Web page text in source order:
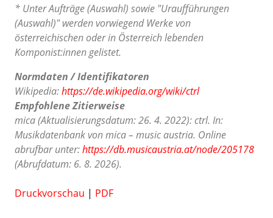
* Unter Aufträge (Auswahl) sowie "Uraufführungen
(Auswahl)" werden vorwiegend Werke von
österreichischen oder in Österreich lebenden
Komponist:innen gelistet.
Normdaten / Identifikatoren
Wikipedia:https://de.wikipedia.org/wiki/ctrl
Empfohlene Zitierweise
mica (Aktualisierungsdatum: 26. 4. 2022): ctrl. In:
Musikdatenbank von mica – music austria. Online
abrufbar unter:https://db.musicaustria.at/node/205178
(Abrufdatum: 6. 8. 2026).
Druckvorschau | PDF